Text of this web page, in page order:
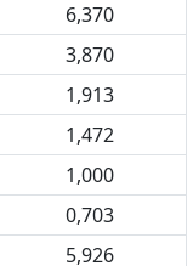
6,370
3,870
1,913
1,472
1,000
0,703
5,926